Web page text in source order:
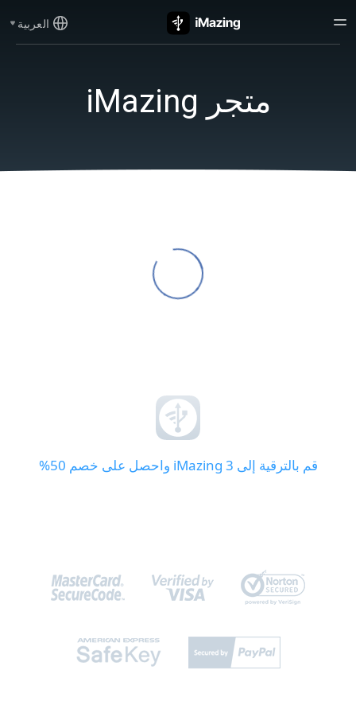
العربية
متجر iMazing
قم بالترقية إلى iMazing 3 واحصل على خصم 50%